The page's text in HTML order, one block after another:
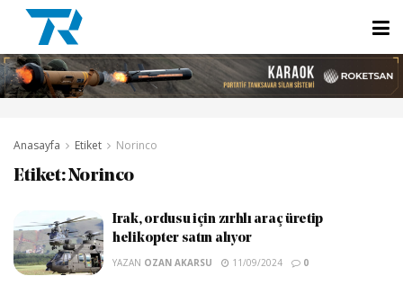
Anasayfa Etiket Norinco
Etiket:Norinco
Irak, ordusu için zırhlı araç üretip
helikopter satın alıyor
YAZAN OZAN AKARSU 11/09/2024 0